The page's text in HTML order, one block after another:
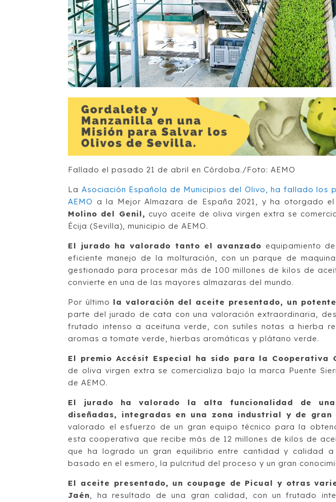
Fallado el pasado 21 de abril en Córdoba./Foto: AEMO
La Asociación Española de Municipios del Olivo, ha fallado los
AEMO a la Mejor Almazara de España 2021, y ha otorgado
Molino del Genil, cuyo aceite de oliva virgen extra se
Écija (Sevilla), municipio de AEMO.
El jurado ha valorado tanto el avanzado equipamiento
eficiente manejo de la molturación, con un parque de
gestionado para procesar más de 100 millones de kilos de
convierte en una de las mayores almazaras del mundo.
Por último la valoración del aceite presentado, un
parte del jurado de cata con una valoración extraordinaria,
frutado intenso a aceituna verde, con sutiles notas a hierba
aromas a tomate verde, hierbas aromáticas y plátano verde.
El premio Accésit Especial ha sido para la Cooperativa
de oliva virgen extra se comercializa bajo la marca Puente
de AEMO.
El jurado ha valorado la alta funcionalidad de
diseñadas, integradas en una zona industrial y de gran
valorado el esfuerzo de un gran equipo técnico para la
esta cooperativa que recibe más de 12 millones de kilos de
que ha logrado un gran equilibrio entre cantidad y calidad
basado en el esmero, la pulcritud del proceso y un gran
El aceite presentado, un coupage de Picual y otras
Jaén, ha resultado de una gran calidad, con un frutado